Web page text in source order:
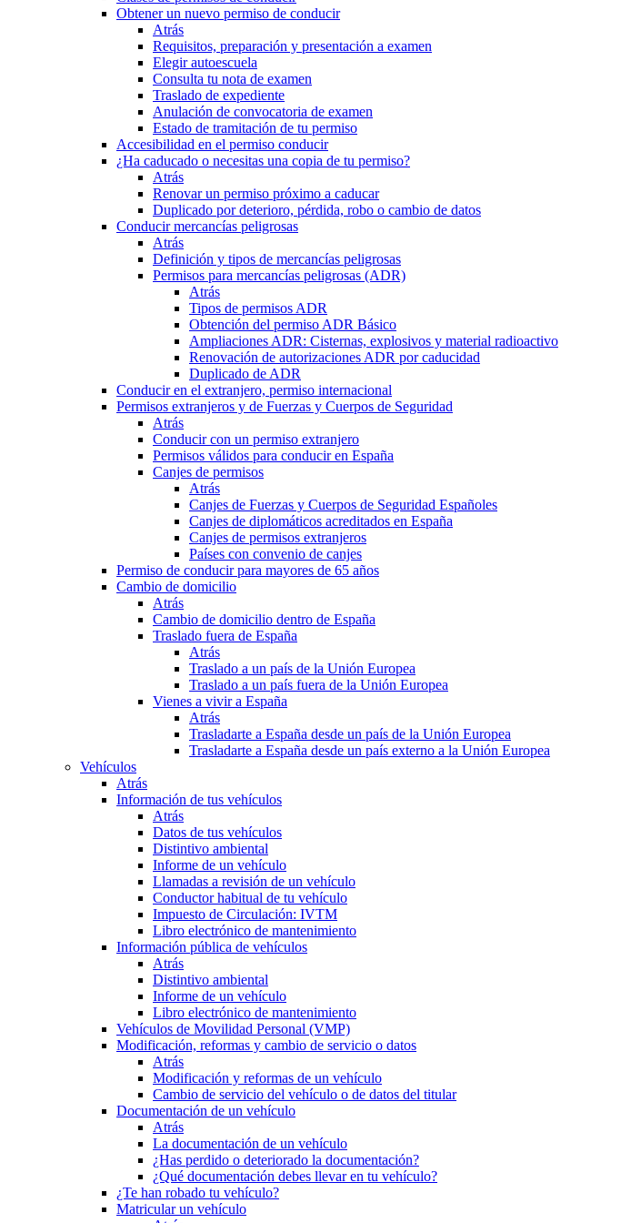
Obtener un nuevo permiso de conducir
Atrás
Requisitos, preparación y presentación a examen
Elegir autoescuela
Consulta tu nota de examen
Traslado de expediente
Anulación de convocatoria de examen
Estado de tramitación de tu permiso
Accesibilidad en el permiso conducir
¿Ha caducado o necesitas una copia de tu permiso?
Atrás
Renovar un permiso próximo a caducar
Duplicado por deterioro, pérdida, robo o cambio de datos
Conducir mercancías peligrosas
Atrás
Definición y tipos de mercancías peligrosas
Permisos para mercancías peligrosas (ADR)
Atrás
Tipos de permisos ADR
Obtención del permiso ADR Básico
Ampliaciones ADR: Cisternas, explosivos y material radioactivo
Renovación de autorizaciones ADR por caducidad
Duplicado de ADR
Conducir en el extranjero, permiso internacional
Permisos extranjeros y de Fuerzas y Cuerpos de Seguridad
Atrás
Conducir con un permiso extranjero
Permisos válidos para conducir en España
Canjes de permisos
Atrás
Canjes de Fuerzas y Cuerpos de Seguridad Españoles
Canjes de diplomáticos acreditados en España
Canjes de permisos extranjeros
Países con convenio de canjes
Permiso de conducir para mayores de 65 años
Cambio de domicilio
Atrás
Cambio de domicilio dentro de España
Traslado fuera de España
Atrás
Traslado a un país de la Unión Europea
Traslado a un país fuera de la Unión Europea
Vienes a vivir a España
Atrás
Trasladarte a España desde un país de la Unión Europea
Trasladarte a España desde un país externo a la Unión Europea
Vehículos
Atrás
Información de tus vehículos
Atrás
Datos de tus vehículos
Distintivo ambiental
Informe de un vehículo
Llamadas a revisión de un vehículo
Conductor habitual de tu vehículo
Impuesto de Circulación: IVTM
Libro electrónico de mantenimiento
Información pública de vehículos
Atrás
Distintivo ambiental
Informe de un vehículo
Libro electrónico de mantenimiento
Vehículos de Movilidad Personal (VMP)
Modificación, reformas y cambio de servicio o datos
Atrás
Modificación y reformas de un vehículo
Cambio de servicio del vehículo o de datos del titular
Documentación de un vehículo
Atrás
La documentación de un vehículo
¿Has perdido o deteriorado la documentación?
¿Qué documentación debes llevar en tu vehículo?
¿Te han robado tu vehículo?
Matricular un vehículo